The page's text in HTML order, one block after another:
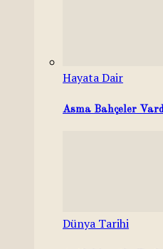
Hayata Dair
Asma Bahçeler
Dünya Tarihi